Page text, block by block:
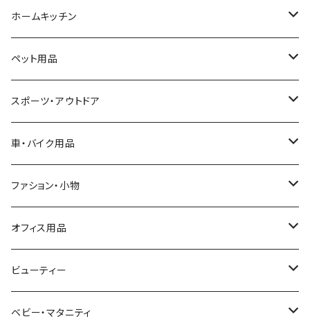
ホームキッチン
ビーズクッション
ビーズクッション本体
カバー
ゲーミングチェア
テーブル
座椅子・ソファ
ゴミ箱・ゴミ袋スタンド
家電・電気
フットマッサージャー
テレビ台・スタンド
ペット用品
猫用品
キャットタワー・ハウス
水飲み器・餌やり器
犬用品
犬服
餌やり器
外出用品
キャリーバッグ
カーシート
お風呂用品
スポーツ・アウトドア
テント
野営用品
野営スタンド
ピクニックシート
バイク
ヘルメット
筋力トレーニング
アンクルウェイト
パンチング
車・バイク用品
車用シート
夏用シート
冬用シート
タイヤチェーン
自転車鍵
日除け用品
ファション・小物
アクセサリーボックス
木製ケース
化粧品収納箱
化粧鏡
スーツケース
オフィス用品
モニターアーム
筆入れ
ビューティー
ヘアケア
ベビー・マタニティ